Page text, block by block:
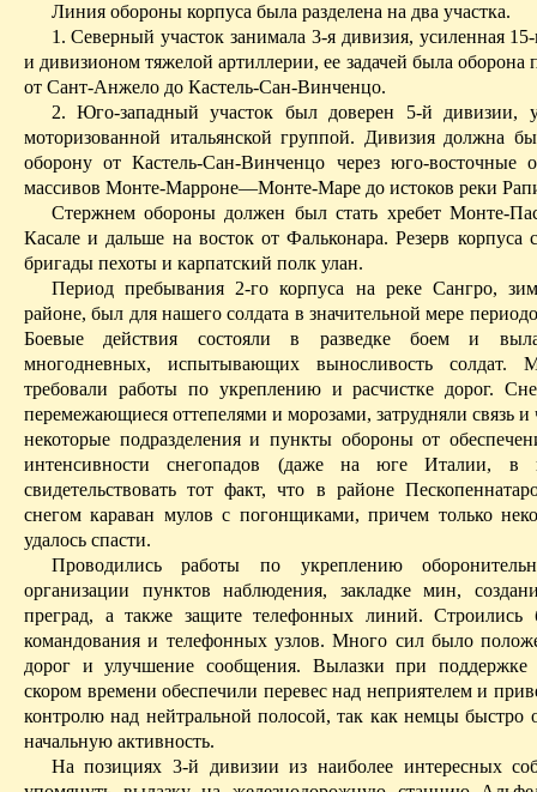
Линия обороны корпуса была разделена на два участка.
1. Северный участок занимала 3-я дивизия, усиленная
и дивизионом тяжелой артиллерии, ее задачей была оборона
от Сант-Анжело до Кастель-Сан-Винченцо.
2. Юго-западный участок был доверен 5-й дивизии,
моторизованной итальянской группой. Дивизия должна
оборону отКастель-Сан-Винченцо через юго-восточные
массивов Монте-Марроне—Монте-Маре до истоков реки
Стержнем обороны должен был стать хребет Монте-
Касале и дальше на восток отФальконара. Резерв корпуса
бригады пехоты и карпатский полк улан.
Период пребывания 2-го корпуса на рекеСангро,
районе, был для нашего солдата в значительной мере
Боевые действия состояли в разведке боем и
многодневных, испытывающих выносливость солдат.
требовали работы по укреплению и расчистке дорог.
перемежающиеся оттепелями и морозами, затрудняли связь и
некоторые подразделения и пункты обороны от
интенсивности снегопадов (даже на юге Италии, в
свидетельствовать тот факт, что в районе
снегом караван мулов с погонщиками, причем только
удалось спасти.
Проводились работы по укреплению
организации пунктов наблюдения, закладке мин,
преград, а также защите телефонных линий. Строились
командования и телефонных узлов. Много сил было
дорог и улучшение сообщения. Вылазки при поддержке
скором времени обеспечили перевес над неприятелем и
контролю над нейтральной полосой, так как немцы быстро
начальную активность.
На позициях 3-й дивизии из наиболее интересных